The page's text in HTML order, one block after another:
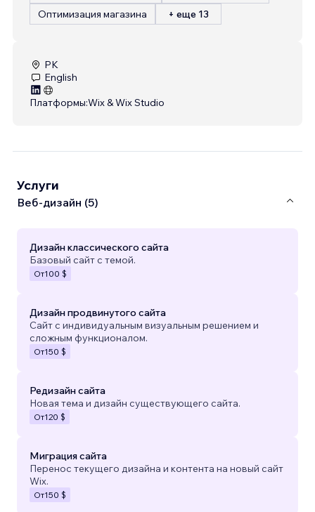
Оптимизация магазина
+ еще 13
PK
English
Платформы:Wix & Wix Studio
Услуги
Веб-дизайн (5)
Дизайн классического сайта
Базовый сайт с темой.
От100 $
Дизайн продвинутого сайта
Сайт с индивидуальным визуальным решением и
сложным функционалом.
От150 $
Редизайн сайта
Новая тема и дизайн существующего сайта.
От120 $
Миграция сайта
Перенос текущего дизайна и контента на новый сайт
Wix.
От150 $